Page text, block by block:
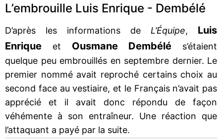
L’embrouille Luis Enrique - Dembélé
D’après les informations de L’Équipe, Luis
Enrique
et Ousmane Dembélé
s’étaient
quelque peu embrouillés en septembre dernier. Le
premier nommé avait reproché certains choix au
second face au vestiaire, et le Français n’avait pas
apprécié et il avait donc répondu de façon
véhémente à son entraîneur. Une réaction que
l’attaquant a payé par la suite.